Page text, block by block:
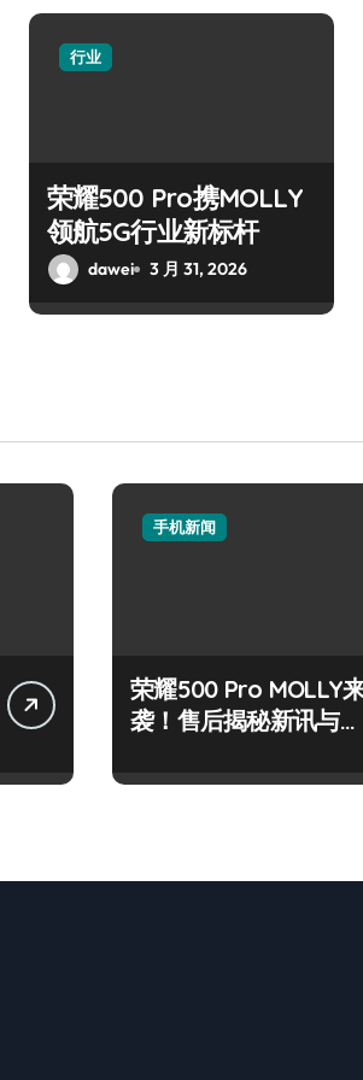
行业
荣耀500 Pro携MOLLY
领航5G行业新标杆
dawei 3 月 31, 2026
手机新闻
荣耀500 Pro MOLLY
袭！售后揭秘新讯与超